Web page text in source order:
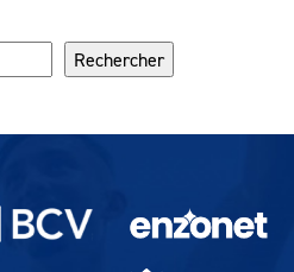
Rechercher